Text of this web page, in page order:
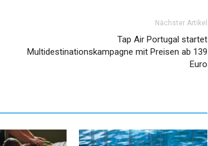
Nächster Artikel
Tap Air Portugal startet
Multidestinationskampagne mit Preisen ab 139
Euro